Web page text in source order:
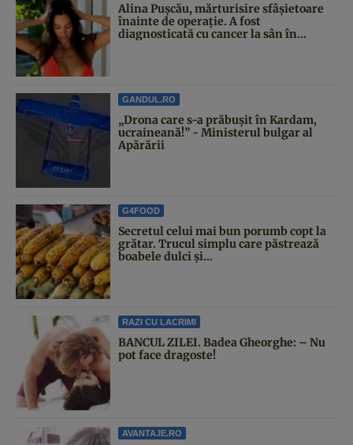
Alina Pușcău, mărturisire sfâșietoare
înainte de operație. A fost
diagnosticată cu cancer la sân în...
GANDUL.RO
„Drona care s-a prăbușit în Kardam,
ucraineană!” - Ministerul bulgar al
Apărării
G4FOOD
Secretul celui mai bun porumb copt la
grătar. Trucul simplu care păstrează
boabele dulci și...
RAZI CU LACRIMI
BANCUL ZILEI. Badea Gheorghe: – Nu
pot face dragoste!
AVANTAJE.RO